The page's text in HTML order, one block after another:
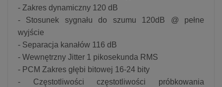
- Zakres dynamiczny 120 dB
- Stosunek sygnału do szumu 120dB @ pełne
wyjście
- Separacja kanałów 116 dB
- Wewnętrzny Jitter 1 pikosekunda RMS
- PCM Zakres głębi bitowej 16-24 bity
- Częstotliwości częstotliwości próbkowania